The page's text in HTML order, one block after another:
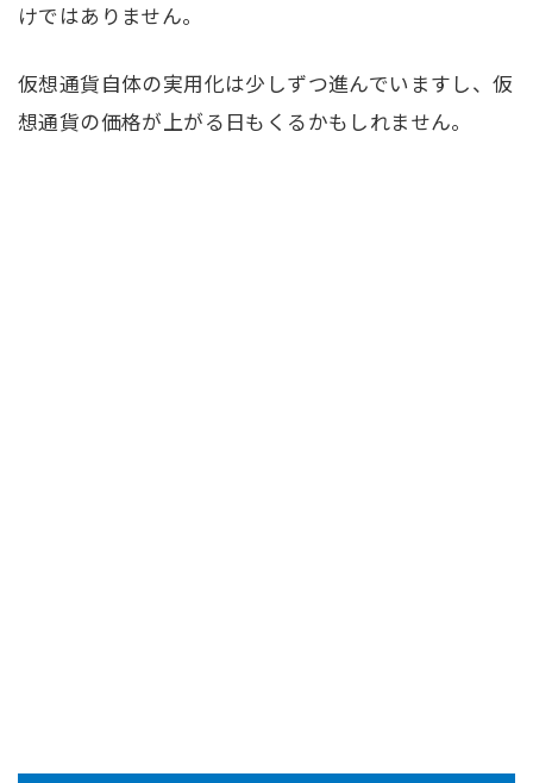
けではありません。
仮想通貨自体の実用化は少しずつ進んでいますし、仮
想通貨の価格が上がる日もくるかもしれません。